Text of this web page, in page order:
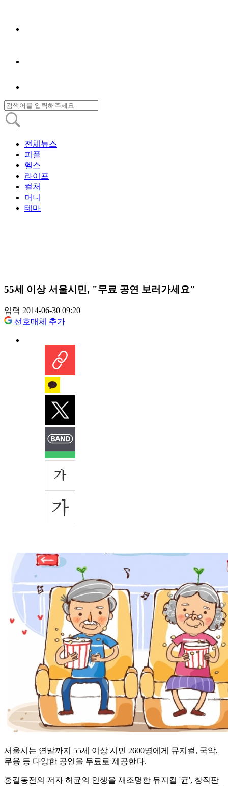
전체뉴스
피플
헬스
라이프
컬처
머니
테마
55세 이상 서울시민, "무료 공연 보러가세요"
입력 2014-06-30 09:20
선호매체 추가
서울시는 연말까지 55세 이상 시민 2600명에게 뮤지컬, 국악,
무용 등 다양한 공연을 무료로 제공한다.
홍길동전의 저자 허균의 인생을 재조명한 뮤지컬 '균', 창작판